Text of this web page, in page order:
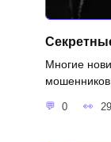
Многие
мошенников
0